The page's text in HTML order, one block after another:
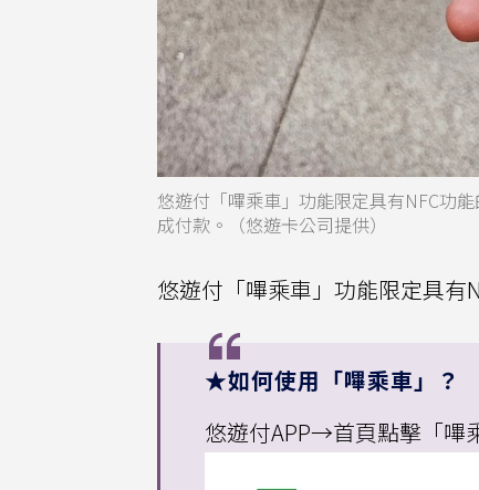
悠遊付「嗶乘車」功能限定具有NFC功
成付款。（悠遊卡公司提供）
悠遊付「嗶乘車」功能限定具有
★如何使用「嗶乘車」？
悠遊付APP→首頁點擊「